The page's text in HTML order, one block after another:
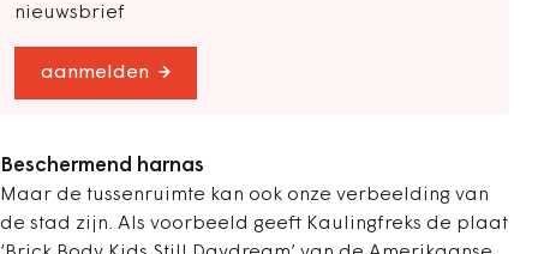
nieuwsbrief
aanmelden
Beschermend harnas
Maar de tussenruimte kan ook onze verbeelding van
de stad zijn. Als voorbeeld geeft Kaulingfreks de plaat